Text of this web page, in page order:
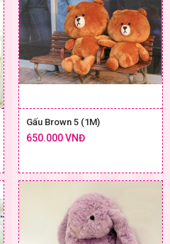
Gấu Brown 5 (1M)
650.000 VNĐ